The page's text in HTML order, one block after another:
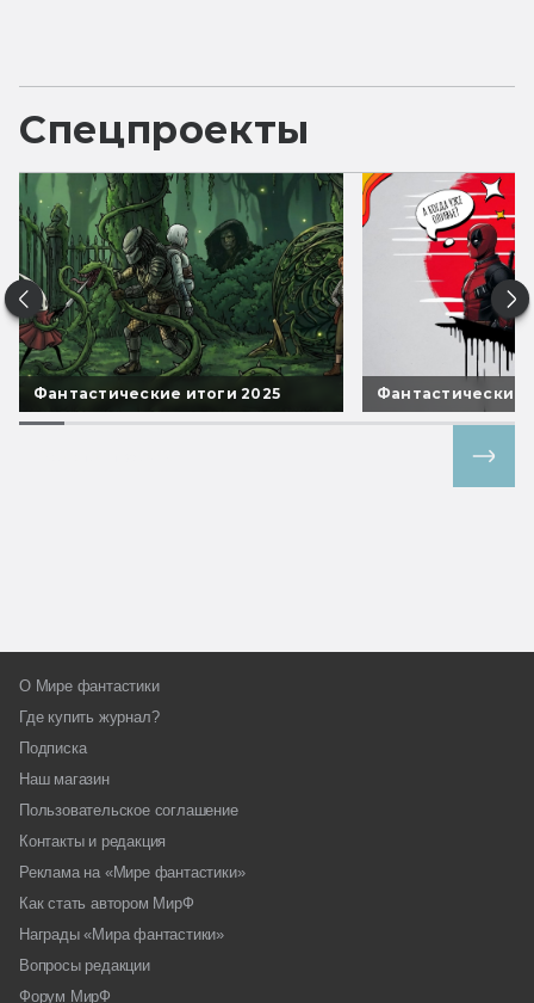
Спецпроекты
Фантастические итоги 2025 Фантастические
О Мире фантастики
Где купить журнал?
Подписка
Наш магазин
Пользовательское соглашение
Контакты и редакция
Реклама на «Мире фантастики»
Как стать автором МирФ
Награды «Мира фантастики»
Вопросы редакции
Форум МирФ